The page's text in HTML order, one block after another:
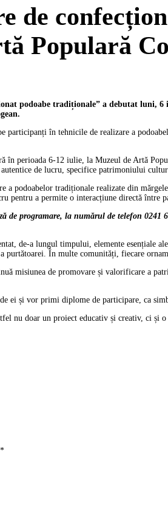
de
Populară
podoabe tradiționale” a debutat luni,
în tehnicile de realizare a
în perioada 6-12 iulie, la Muzeul de Artă
de lucru, specifice patrimoniului
podoabelor tradiționale realizate din
pentru a permite o interacțiune directă între
de programare, la numărul de telefon 0241
de-a lungul timpului, elemente esențiale
În multe comunități, fiecare
misiunea de promovare și valorificare a
ei și vor primi diplome de participare, ca
nu doar un proiect educativ și creativ, ci
*